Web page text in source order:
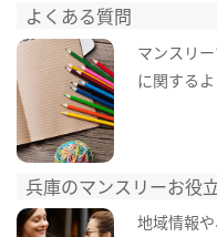
よくある質問
マンスリ
に関する
兵庫のマンスリーお役
地域情報